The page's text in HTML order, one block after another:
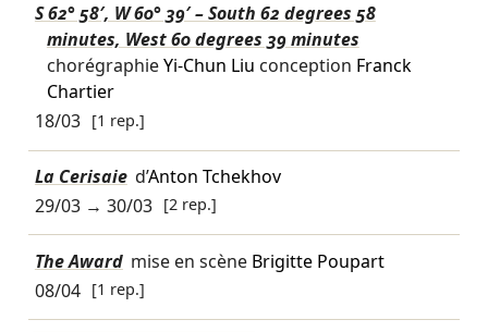
S 62° 58′, W 60° 39′ – South 62 degrees 58
minutes, West 60 degrees 39 minutes
chorégraphieYi-Chun Liu conception Franck
Chartier
18/03 [1 rep.]
La Cerisaie d’Anton Tchekhov
29/03→ 30/03 [2 rep.]
The Award mise en scène Brigitte Poupart
08/04 [1 rep.]